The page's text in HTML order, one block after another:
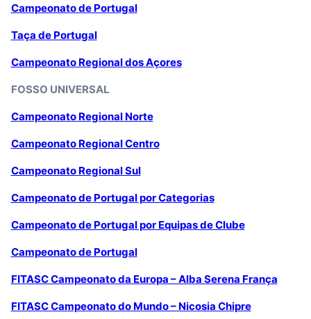
Campeonato de Portugal
Taça de Portugal
Campeonato Regional dos Açores
FOSSO UNIVERSAL
Campeonato Regional Norte
Campeonato Regional Centro
Campeonato Regional Sul
Campeonato de Portugal por Categorias
Campeonato de Portugal por Equipas de Clube
Campeonato de Portugal
FITASC Campeonato da Europa – Alba Serena França
FITASC Campeonato do Mundo – Nicosia Chipre